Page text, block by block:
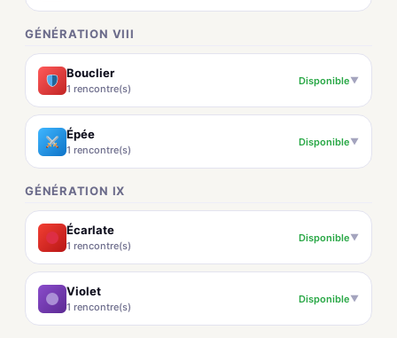
GÉNÉRATION VIII
Bouclier
1 rencontre(s)
Disponible▼
Épée
1 rencontre(s)
Disponible▼
GÉNÉRATION IX
Écarlate
1 rencontre(s)
Disponible▼
Violet
1 rencontre(s)
Disponible▼